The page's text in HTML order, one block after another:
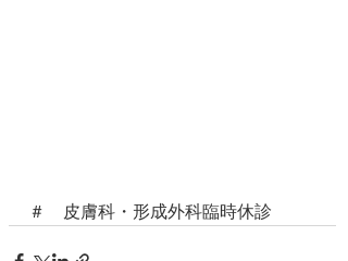
＃　皮膚科・形成外科臨時休診